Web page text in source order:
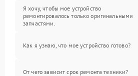
Я хочу, чтобы мое устройство
ремонтировалось только оригинальными
запчастями.
Как я узнаю, что мое устройство готово?
От чего зависит срок ремонта техники?